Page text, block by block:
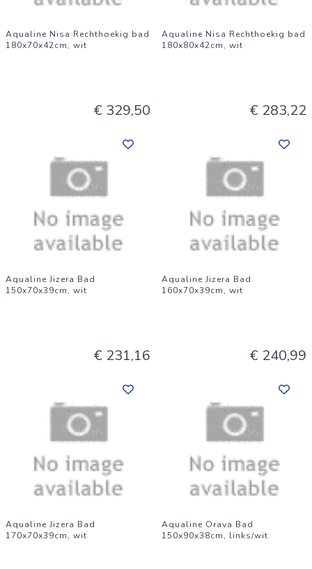
Aqualine Nisa Rechthoekig bad
180x70x42cm, wit
€ 329,50
Aqualine Nisa Rechthoekig bad
180x80x42cm, wit
€ 283,22
Aqualine Jizera Bad
150x70x39cm, wit
€ 231,16
Aqualine Jizera Bad
160x70x39cm, wit
€ 240,99
Aqualine Jizera Bad
170x70x39cm, wit
Aqualine Orava Bad
150x90x38cm, links/wit